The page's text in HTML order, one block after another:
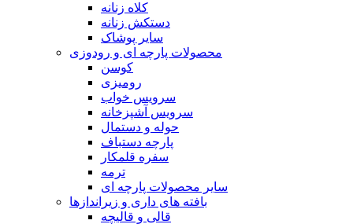
کلاه زنانه
دستکش زنانه
سایر پوشاک
محصولات پارچه ای و رودوزی
کوسن
رومیزی
سرویس خواب
سرویس آشپزخانه
حوله و دستمال
پارچه دستباف
سفره قلمکار
ترمه
سایر محصولات پارچه ای
بافته های داری و زیراندازها
قالی و قالیچه